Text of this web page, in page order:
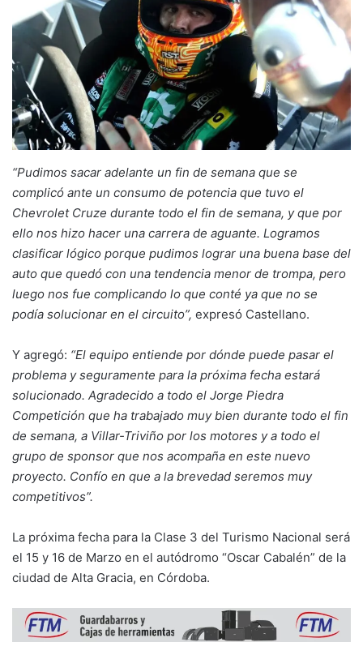
“Pudimos sacar adelante un fin de semana que se
complicó ante un consumo de potencia que tuvo el
Chevrolet Cruze durante todo el fin de semana, y que por
ello nos hizo hacer una carrera de aguante. Logramos
clasificar lógico porque pudimos lograr una buena base del
auto que quedó con una tendencia menor de trompa, pero
luego nos fue complicando lo que conté ya que no se
podía solucionar en el circuito”, expresó Castellano.
Y agregó: “El equipo entiende por dónde puede pasar el
problema y seguramente para la próxima fecha estará
solucionado. Agradecido a todo el Jorge Piedra
Competición que ha trabajado muy bien durante todo el fin
de semana, a Villar-Triviño por los motores y a todo el
grupo de sponsor que nos acompaña en este nuevo
proyecto. Confío en que a la brevedad seremos muy
competitivos”.
La próxima fecha para la Clase 3 del Turismo Nacional será
el 15 y 16 de Marzo en el autódromo “Oscar Cabalén” de la
ciudad de Alta Gracia, en Córdoba.